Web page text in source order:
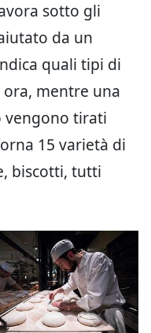
sotto gli
da un
quali tipi di
mentre una
vengono tirati
15 varietà di
biscotti, tutti